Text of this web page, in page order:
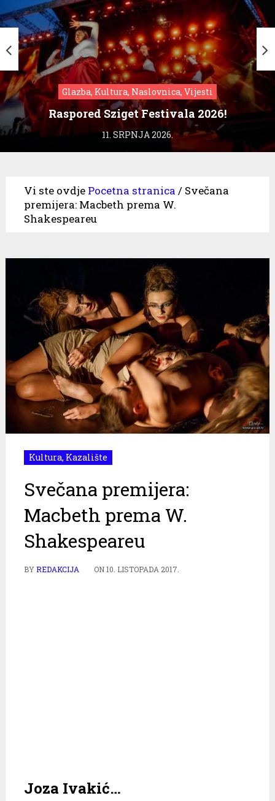
Glazba, Kultura, Naslovnica, Vijesti
Raspored Sziget Festivala 2026!
11. SRPNJA 2026.
Vi ste ovdje Pocetna stranica / Svečana
premijera: Macbeth prema W.
Shakespeareu
Kultura, Kazalište
Svečana premijera:
Macbeth prema W.
Shakespeareu
BYREDAKCIJA ON10. LISTOPADA 2017.
Joza Ivakić…